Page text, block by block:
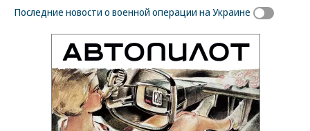
Последние новости о военной операции на Украине